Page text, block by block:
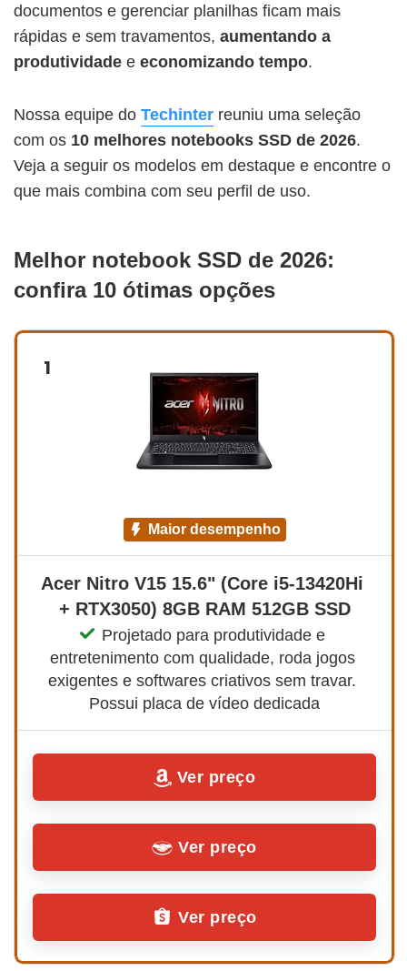
documentos e gerenciar planilhas ficam mais
rápidas e sem travamentos, aumentando a
produtividade e economizando tempo.
Nossa equipe do Techinter reuniu uma seleção
com os 10 melhores notebooks SSD de 2026.
Veja a seguir os modelos em destaque e encontre o
que mais combina com seu perfil de uso.
Melhor notebook SSD de 2026:
confira 10 ótimas opções
1
maior desempenho
Acer Nitro V15 15.6" (Core i5-13420Hi
+ RTX3050) 8GB RAM 512GB SSD
Projetado para produtividade e
entretenimento com qualidade, roda jogos
exigentes e softwares criativos sem travar.
Possui placa de vídeo dedicada
Ver preço
Ver preço
Ver preço